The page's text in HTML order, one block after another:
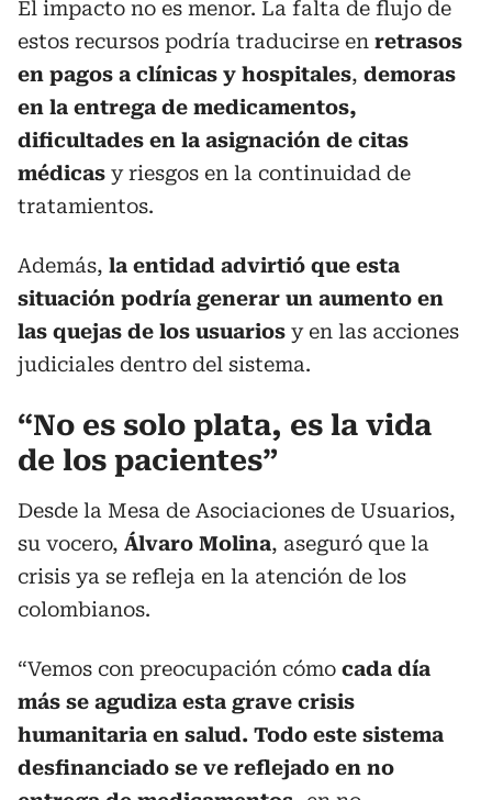
El impacto no es menor. La falta de flujo de
estos recursos podría traducirse en retrasos
en pagos a clínicas y hospitales, demoras
en la entrega de medicamentos,
dificultades en la asignación de citas
médicas y riesgos en la continuidad de
tratamientos.
Además, la entidad advirtió que esta
situación podría generar un aumento en
las quejas de los usuarios y en las acciones
judiciales dentro del sistema.
“No es solo plata, es la vida
de los pacientes”
Desde la Mesa de Asociaciones de Usuarios,
su vocero, Álvaro Molina, aseguró que la
crisis ya se refleja en la atención de los
colombianos.
“Vemos con preocupación cómo cada día
más se agudiza esta grave crisis
humanitaria en salud. Todo este sistema
desfinanciado se ve reflejado en no